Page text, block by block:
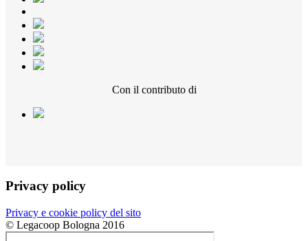
Con il contributo di
Privacy policy
Privacy e cookie policy del sito
© Legacoop Bologna 2016